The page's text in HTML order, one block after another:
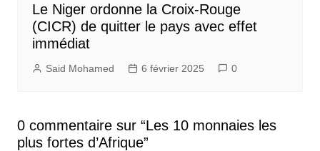
Le Niger ordonne la Croix-Rouge
(CICR) de quitter le pays avec effet
immédiat
Said Mohamed 6 février 2025 0
0 commentaire sur “Les 10 monnaies les
plus fortes d’Afrique”